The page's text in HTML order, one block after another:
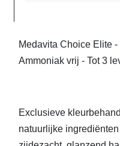
Medavita Choice Elite
Ammoniak vrij - Tot 3
Exclusieve
natuurlijke